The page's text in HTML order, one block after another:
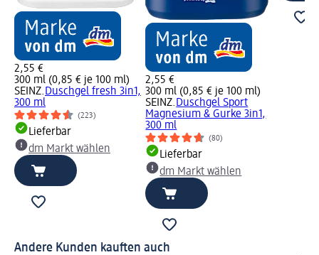
2,55 €
300 ml (0,85 € je 100 ml)
SEINZ. Duschgel fresh 3in1,
300 ml
(223)
Lieferbar
dm Markt wählen
2,55 €
300 ml (0,85 € je 100 ml)
SEINZ. Duschgel Sport
Magnesium & Gurke 3in1,
300 ml
(80)
Lieferbar
dm Markt wählen
Andere Kunden kauften auch